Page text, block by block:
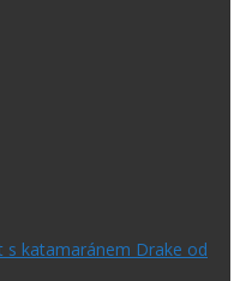
s katamaránem Drake od